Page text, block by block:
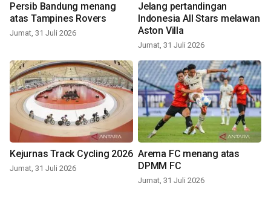
Persib Bandung menang
atas Tampines Rovers
Jumat, 31 Juli 2026
Jelang pertandingan
Indonesia All Stars melawan
Aston Villa
Jumat, 31 Juli 2026
Kejurnas Track Cycling 2026
Jumat, 31 Juli 2026
Arema FC menang atas
DPMM FC
Jumat, 31 Juli 2026